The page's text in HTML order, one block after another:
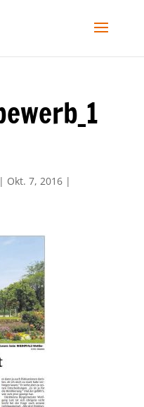
| Okt. 7, 2016|